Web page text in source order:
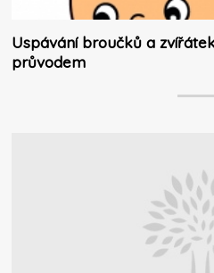
Uspávání broučků a
průvodem